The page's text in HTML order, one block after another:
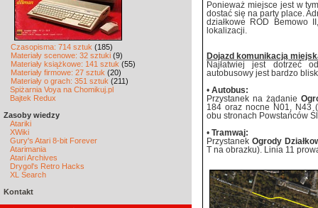
Czasopisma: 714 sztuk (185)
Materiały scenowe: 32 sztuki (9)
Materiały książkowe: 141 sztuk (55)
Materiały firmowe: 27 sztuk (20)
Materiały o grach: 351 sztuk (211)
Spiżarnia Voya na Chomikuj.pl
Bajtek Redux
Zasoby wiedzy
Atariki
XWiki
Gury's Atari 8-bit Forever
Atarimania
Atari Archives
Drygol's Retro Hacks
XL Search
Kontakt
Ponieważ miejsce jest w
dostać się na party place.
działkowe ROD Bemowo
lokalizacji.
Dojazd komunikacją
Najłatwiej jest dotrzeć
autobusowy jest bardzo
• Autobus:
Przystanek na żądanie
184 oraz nocne N01, N43
obu stronach Powstańców
• Tramwaj:
Przystanek Ogrody
T na obrazku). Linia 11